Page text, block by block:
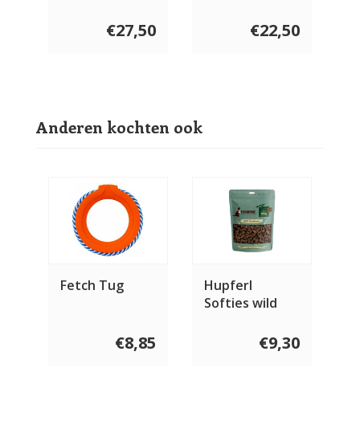
€27,50 €22,50
Anderen kochten ook
Fetch Tug
€8,85
Hupferl
Softies wild
€9,30